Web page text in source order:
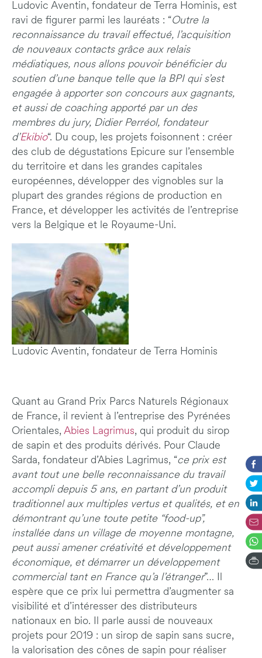
Ludovic Aventin, fondateur de Terra Hominis, est
ravi de figurer parmi les lauréats : “Outre la
reconnaissance du travail effectué, l’acquisition
de nouveaux contacts grâce aux relais
médiatiques, nous allons pouvoir bénéficier du
soutien d’une banque telle que la BPI qui s’est
engagée à apporter son concours aux gagnants,
et aussi de coaching apporté par un des
membres du jury, Didier Perréol, fondateur
d’Ekibio“. Du coup, les projets foisonnent : créer
des club de dégustations Epicure sur l’ensemble
du territoire et dans les grandes capitales
européennes, développer des vignobles sur la
plupart des grandes régions de production en
France, et développer les activités de l’entreprise
vers la Belgique et le Royaume-Uni.
Ludovic Aventin, fondateur de Terra Hominis
Quant au Grand Prix Parcs Naturels Régionaux
de France, il revient à l’entreprise des Pyrénées
Orientales, Abies Lagrimus, qui produit du sirop
de sapin et des produits dérivés. Pour Claude
Sarda, fondateur d’Abies Lagrimus, “ce prix est
avant tout une belle reconnaissance du travail
accompli depuis 5 ans, en partant d’un produit
traditionnel aux multiples vertus et qualités, et en
démontrant qu’une toute petite “food-up”,
installée dans un village de moyenne montagne,
peut aussi amener créativité et développement
économique, et démarrer un développement
commercial tant en France qu’a l’étranger”… Il
espère que ce prix lui permettra d’augmenter sa
visibilité et d’intéresser des distributeurs
nationaux en bio. Il parle aussi de nouveaux
projets pour 2019 : un sirop de sapin sans sucre,
la valorisation des cônes de sapin pour réaliser